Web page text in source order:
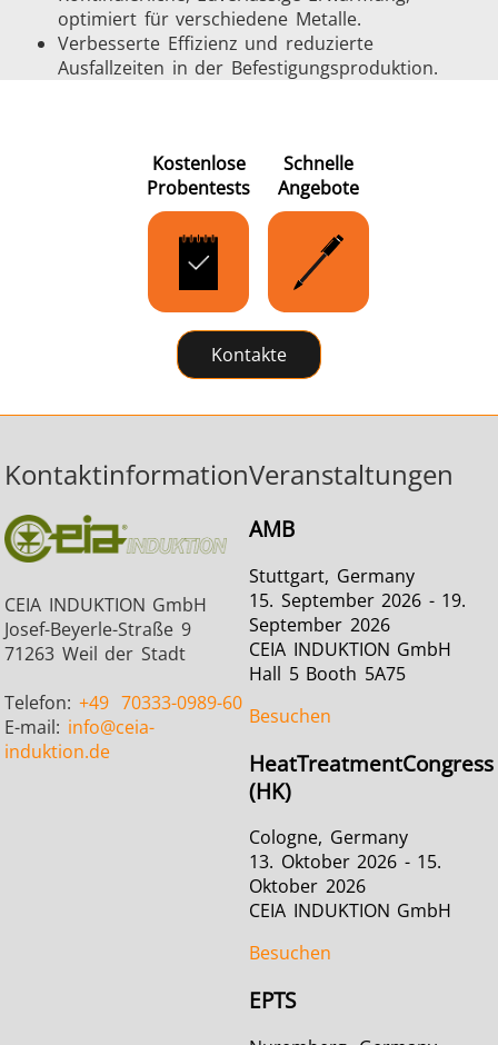
optimiert für verschiedene Metalle.
Verbesserte Effizienz und reduzierte
Ausfallzeiten in der Befestigungsproduktion.
Kostenlose
Probentests
Schnelle
Angebote
Kontakte
Kontaktinformation
CEIA INDUKTION GmbH
Josef-Beyerle-Straße 9
71263 Weil der Stadt
Telefon: +49 70333-0989-60
E-mail: info@ceia-
induktion.de
Veranstaltungen
AMB
Stuttgart, Germany
15. September 2026 - 19.
September 2026
CEIA INDUKTION GmbH
Hall 5 Booth 5A75
Besuchen
HeatTreatmentCongress
(HK)
Cologne, Germany
13. Oktober 2026 - 15.
Oktober 2026
CEIA INDUKTION GmbH
Besuchen
EPTS